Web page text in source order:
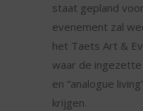
staat gepland
evenement zal
het Taets Art &
waar de
en “analogue
krijgen.